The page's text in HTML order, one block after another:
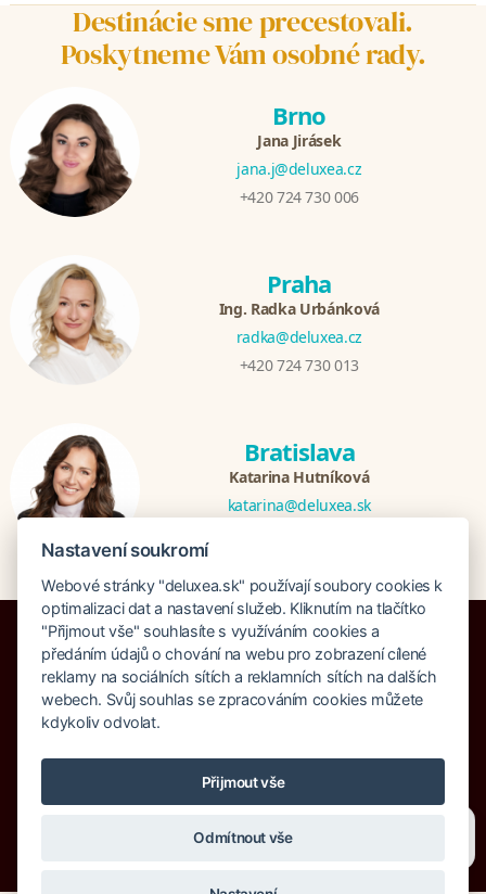
Destinácie sme precestovali.
Poskytneme Vám osobné rady.
Brno
Jana Jirásek
jana.j@deluxea.cz
+420 724 730 006
Praha
Ing. Radka Urbánková
radka@deluxea.cz
+420 724 730 013
Bratislava
Katarina Hutníková
katarina@deluxea.sk
Poistenie proti úpadku 1 505 000 EUR
O spoločnosti
Nastavení soukromí
Webové stránky "deluxea.sk" používají soubory cookies k
optimalizaci dat a nastavení služeb. Kliknutím na tlačítko
"Přijmout vše" souhlasíte s využíváním cookies a
předáním údajů o chování na webu pro zobrazení cílené
reklamy na sociálních sítích a reklamních sítích na dalších
webech. Svůj souhlas se zpracováním cookies můžete
kdykoliv odvolat.
Přijmout vše
Odmítnout vše
Potřebujete poradit? Zeptejte se našeho asistenta
Chettyho.